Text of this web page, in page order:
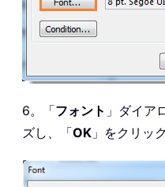
6。「フォント 」ダイア
ズし、「OK 」をクリッ